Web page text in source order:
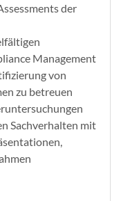
der
Management
von
zu betreuen
Sachverhalten mit